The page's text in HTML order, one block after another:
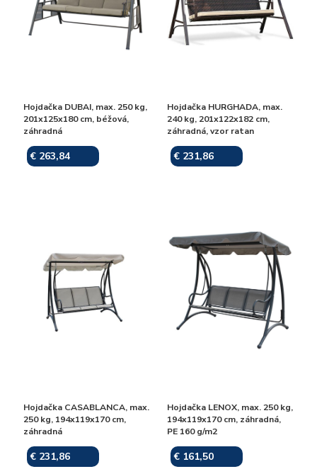
Hojdačka DUBAI, max. 250 kg,
201x125x180 cm, béžová,
záhradná
€ 263,84
Hojdačka HURGHADA, max.
240 kg, 201x122x182 cm,
záhradná, vzor ratan
€ 231,86
Hojdačka CASABLANCA, max.
250 kg, 194x119x170 cm,
záhradná
€ 231,86
Hojdačka LENOX, max. 250 kg,
194x119x170 cm, záhradná,
PE 160 g/m2
€ 161,50